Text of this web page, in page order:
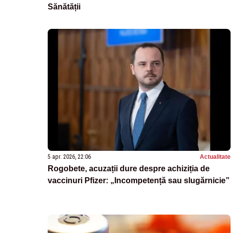
Sănătății
5 apr. 2026, 22:06 Actualitate
Rogobete, acuzații dure despre achiziția de
vaccinuri Pfizer: „Incompetență sau slugărnicie”